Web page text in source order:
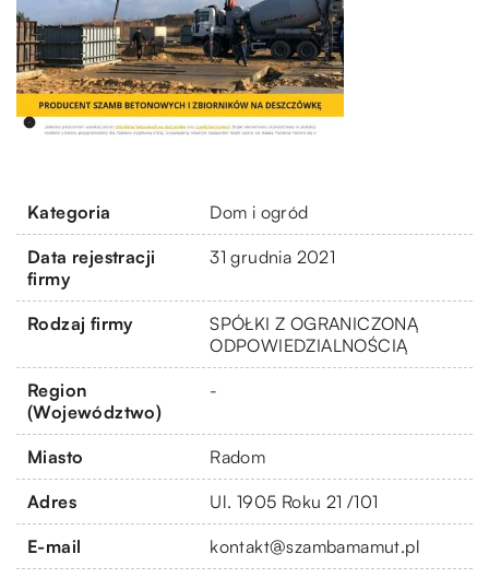
Kategoria Dom i ogród
Data rejestracji
firmy
31 grudnia 2021
Rodzaj firmy
SPÓŁKI Z OGRANICZONĄ
ODPOWIEDZIALNOŚCIĄ
Region
(Województwo)
-
Miasto Radom
Adres Ul. 1905 Roku 21 /101
E-mail kontakt@szambamamut.pl